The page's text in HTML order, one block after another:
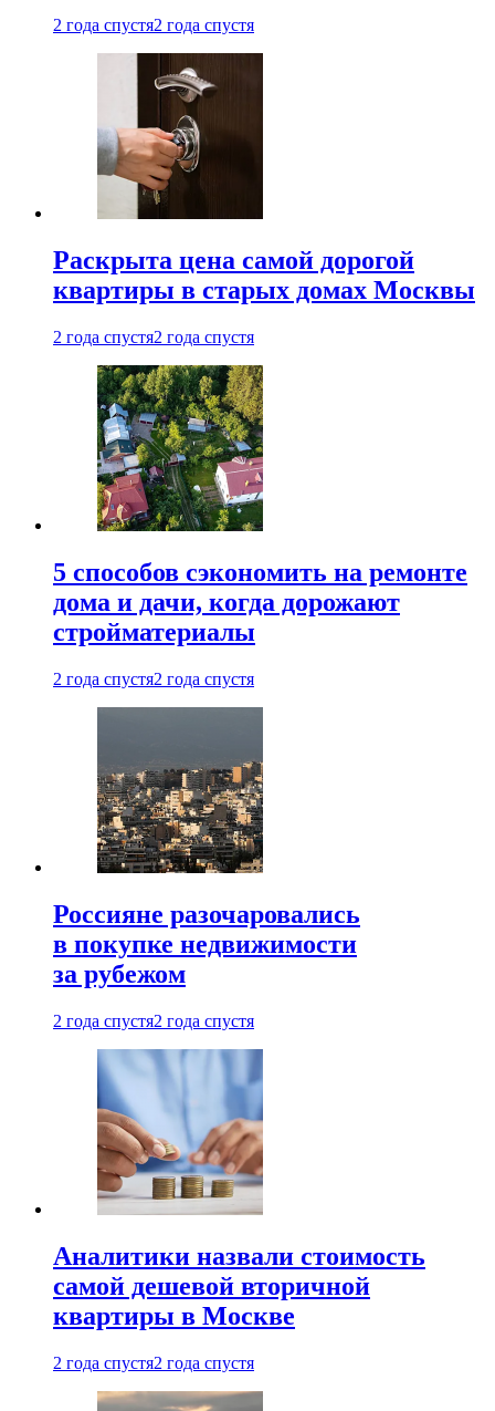
2 года спустя2 года спустя
Раскрыта цена самой дорогой
квартиры в старых домах Москвы
2 года спустя2 года спустя
5 способов сэкономить на ремонте
дома и дачи, когда дорожают
стройматериалы
2 года спустя2 года спустя
Россияне разочаровались
в покупке недвижимости
за рубежом
2 года спустя2 года спустя
Аналитики назвали стоимость
самой дешевой вторичной
квартиры в Москве
2 года спустя2 года спустя